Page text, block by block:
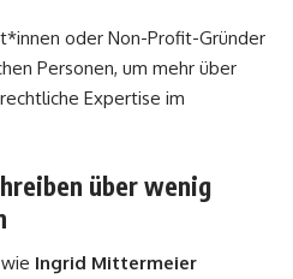
oder Non-Profit-Gründer
Personen, um mehr über
Expertise im
über wenig
Ingrid Mittermeier